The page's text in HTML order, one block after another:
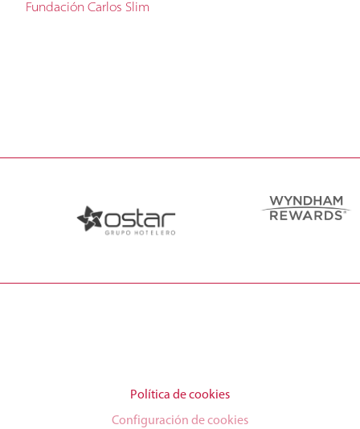
Fundación Carlos Slim
Política de cookies
Configuración de cookies